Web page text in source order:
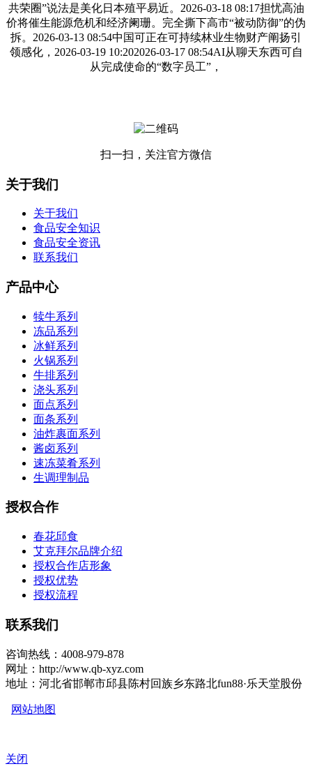
共荣圈”说法是美化日本殖平易近。2026-03-18 08:17担忧高油
价将催生能源危机和经济阑珊。完全撕下高市“被动防御”的伪
拆。2026-03-13 08:54中国可正在可持续林业生物财产阐扬引
领感化，2026-03-19 10:202026-03-17 08:54AI从聊天东西可自
从完成使命的“数字员工”，
扫一扫，关注官方微信
关于我们
关于我们
食品安全知识
食品安全资讯
联系我们
产品中心
犊牛系列
冻品系列
冰鲜系列
火锅系列
牛排系列
浇头系列
面点系列
面条系列
油炸裹面系列
酱卤系列
速冻菜肴系列
生调理制品
授权合作
春花邱食
艾克拜尔品牌介绍
授权合作店形象
授权优势
授权流程
联系我们
咨询热线：4008-979-878
网址：http://www.qb-xyz.com
地址：河北省邯郸市邱县陈村回族乡东路北fun88·乐天堂股份
网站地图
关闭